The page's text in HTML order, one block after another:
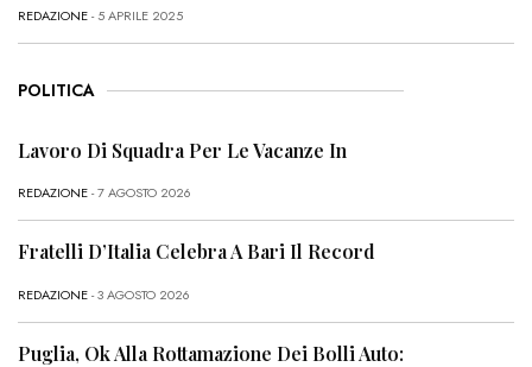
REDAZIONE- 5 APRILE 2025
POLITICA
Lavoro Di Squadra Per Le Vacanze In
REDAZIONE- 7 AGOSTO 2026
Fratelli D’Italia Celebra A Bari Il Record
REDAZIONE- 3 AGOSTO 2026
Puglia, Ok Alla Rottamazione Dei Bolli Auto: